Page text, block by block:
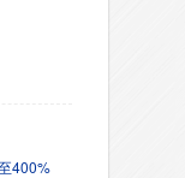
400%